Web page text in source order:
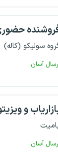
سولیکو (کاله)
آسان
و
آسان